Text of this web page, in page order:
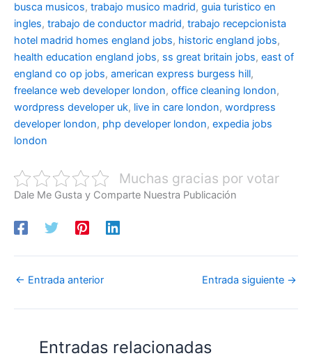
busca musicos, trabajo musico madrid, guia turistico en
ingles, trabajo de conductor madrid, trabajo recepcionista
hotel madrid homes england jobs, historic england jobs,
health education england jobs, ss great britain jobs, east of
england co op jobs, american express burgess hill,
freelance web developer london, office cleaning london,
wordpress developer uk, live in care london, wordpress
developer london, php developer london, expedia jobs
london
Muchas gracias por votar
Dale Me Gusta y Comparte Nuestra Publicación
← Entrada anterior Entrada siguiente →
Entradas relacionadas